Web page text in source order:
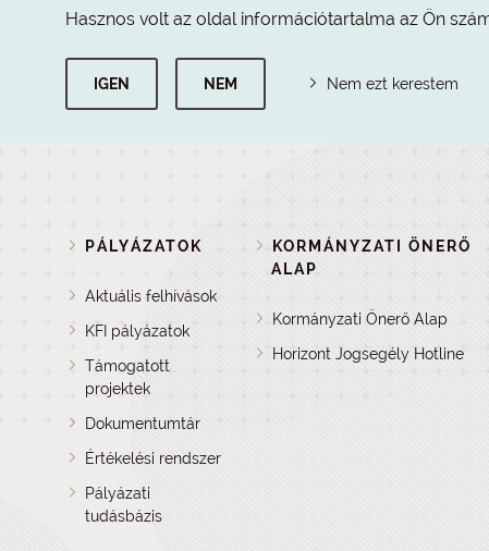
Hasznos volt az oldal információtartalma az Ön
IGEN NEM Nem ezt kerestem
PÁLYÁZATOK
Aktuális felhívások
KFI pályázatok
Támogatott
projektek
Dokumentumtár
Értékelési rendszer
Pályázati
tudásbázis
KORMÁNYZATI ÖNERŐ
ALAP
Kormányzati Önerő Alap
Horizont Jogsegély Hotline